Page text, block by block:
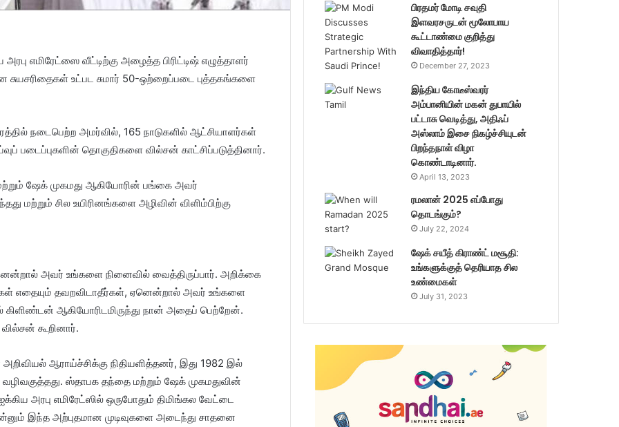
எமிரேட்ஸை வீட்டிற்கு அழைத்த பிரிட்டிஷ் எழுத்தாளர்
உட்பட சுமார் 50-ஒற்றைப்படை புத்தகங்களை
நடைபெற்ற அமர்வில், 165 நாடுகளில் ஆட்சியாளர்கள்
படைப்புகளின் தொகுதிகளை வில்சன் காட்சிப்படுத்தினார்.
ஷேக் முகமது ஆகியோரின் பங்கை அவர்
மற்றும் சில உயிரினங்களை அழிவின் விளிம்பிற்கு
அவர் உங்களை நினைவில் வைத்திருப்பார். அறிக்கை
எதையும் தவறவிடாதீர்கள், ஏனென்றால் அவர் உங்களை
கிளிண்டன் ஆகியோரிடமிருந்து நான் அதைப் பெற்றேன்.
கூறினார்.
ஆராய்ச்சிக்கு நிதியளித்தனர், இது 1982 இல்
ஸ்தாபக தந்தை மற்றும் ஷேக் முகமதுவின்
அரபு எமிரேட்ஸில் ஒருபோதும் திமிங்கல வேட்டை
இந்த அற்புதமான முடிவுகளை அடைந்து சாதனை
பிரதமர் மோடி சவுதி
இளவரசருடன் மூலோபாய
கூட்டாண்மை குறித்து
விவாதித்தார்!
December 27, 2023
இந்திய கோடீஸ்வரர்
அம்பானியின் மகன் துபாயில்
பட்டாசு வெடித்து, அதிஃப்
அஸ்லாம் இசை நிகழ்ச்சியுடன்
பிறந்தநாள் விழா
கொண்டாடினார்.
April 13, 2023
ரமலான் 2025 எப்போது
தொடங்கும்?
July 22, 2024
ஷேக் சயீத் கிராண்ட் மசூதி:
உங்களுக்குத் தெரியாத சில
உண்மைகள்
July 31, 2023